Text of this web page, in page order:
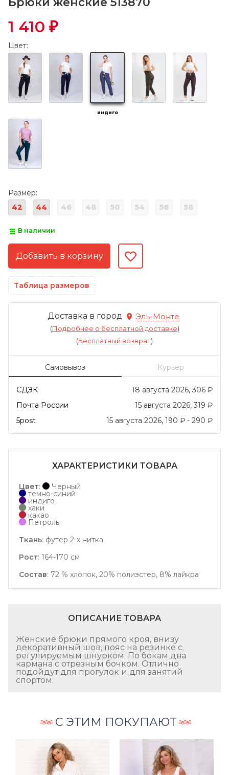
1 410 ₽
Цвет:
индиго
Размер:
42
44 46 48 50 54 56 58
В наличии
Таблица размеров
Доставка в город Эль-Монте
(Подробнее о бесплатной доставке)
(Бесплатный возврат)
Самовывоз Курьер
СДЭК 18 августа 2026 306 ₽
Почта России
15 августа 2026 319 ₽
5post
15 августа 2026 190 ₽ - 290 ₽
ХАРАКТЕРИСТИКИ ТОВАРА
Цвет: Черный
темно-синий
индиго
хаки
какао
Петроль
Ткань: футер 2-х нитка
Рост: 164-170 см
Состав: 72 % хлопок, 20% полиэстер, 8% лайкра
ОПИСАНИЕ ТОВАРА
Женские брюки прямого кроя, внизу
декоративный шов, пояс на резинке с
регулируемым шнурком. По бокам два
кармана с отрезным бочком. Отлично
подойдут для прогулок и для занятий
спортом.
С ЭТИМ ПОКУПАЮТ